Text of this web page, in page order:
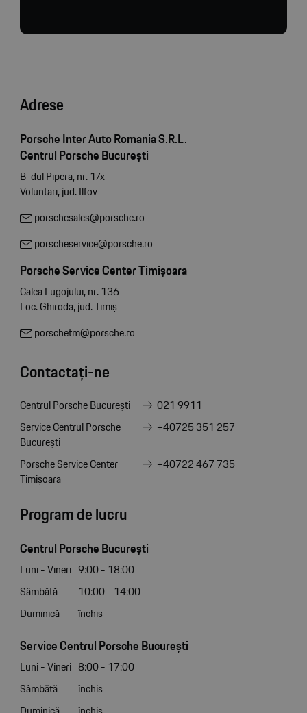
Adrese
Porsche Inter Auto Romania S.R.L.
Centrul Porsche București
B-dul Pipera, nr. 1/x
Voluntari, jud. Ilfov
porschesales@porsche.ro
porscheservice@porsche.ro
Porsche Service Center Timișoara
Calea Lugojului, nr. 136
Loc. Ghiroda, jud. Timiș
porschetm@porsche.ro
Contactați-ne
Centrul Porsche București
021 9911
Service Centrul Porsche
București
+40725 351 257
Porsche Service Center
Timișoara
+40722 467 735
Program de lucru
Centrul Porsche București
Luni - Vineri 9:00 - 18:00
Sâmbătă
10:00 - 14:00
Duminică
închis
Service Centrul Porsche București
Luni - Vineri 8:00 - 17:00
Sâmbătă
închis